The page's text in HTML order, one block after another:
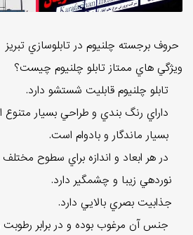
حروف برجسته چلنيوم در تابلوسازي تبريز
ويژگي هاي ممتاز تابلو چلنيوم چيست؟
تابلو چلنيوم قابليت شستشو دارد.
داراي رنگ بندي و طراحي بسيار
بسيار ماندگار و بادوام است.
در هر ابعاد و اندازه براي سطوح
نوردهي زيبا و چشمگير دارد.
جذابيت بصري بالايي دارد.
جنس آن مرغوب بوده و در برابر